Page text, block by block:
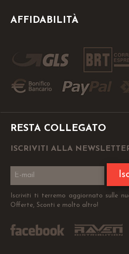
AFFIDABILITÀ
RESTA COLLEGATO
ISCRIVITI ALLA
Iscriviti ti terremo aggiornato sulle
Offerte, Sconti e molto altro!